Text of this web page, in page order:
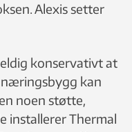
Alexis setter
konservativt at
kan
noen støtte,
installerer Thermal